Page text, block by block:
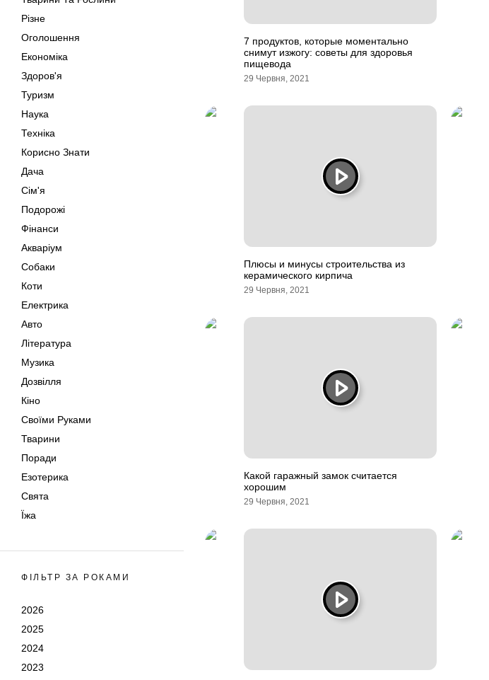
Різне
Оголошення
Економіка
Здоров'я
Туризм
Наука
Техніка
Корисно Знати
Дача
Сім'я
Подорожі
Фінанси
Акваріум
Собаки
Коти
Електрика
Авто
Література
Музика
Дозвілля
Кіно
Своїми Руками
Тварини
Поради
Езотерика
Свята
Їжа
ФІЛЬТР ЗА РОКАМИ
2026
2025
2024
2023
7 продуктов, которые моментально
снимут изжогу: советы для здоровья
пищевода
29 Червня, 2021
Плюсы и минусы строительства из
керамического кирпича
29 Червня, 2021
Какой гаражный замок считается
хорошим
29 Червня, 2021